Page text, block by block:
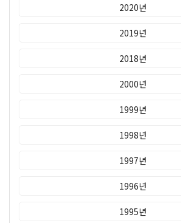
2020년
2019년
2018년
2000년
1999년
1998년
1997년
1996년
1995년